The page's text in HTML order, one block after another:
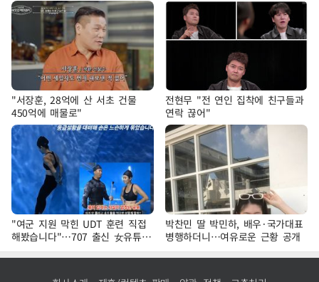
"서장훈, 28억에 산 서초 건물
450억에 매물로"
전현무 "전 연인 집착에 친구들과
연락 끊어"
"여군 지원 막힌 UDT 훈련 직접
해봤습니다"…707 출신 女유튜버
'완벽 소화'
박찬민 딸 박민하, 배우·국가대표
병행하더니…여유로운 근황 공개